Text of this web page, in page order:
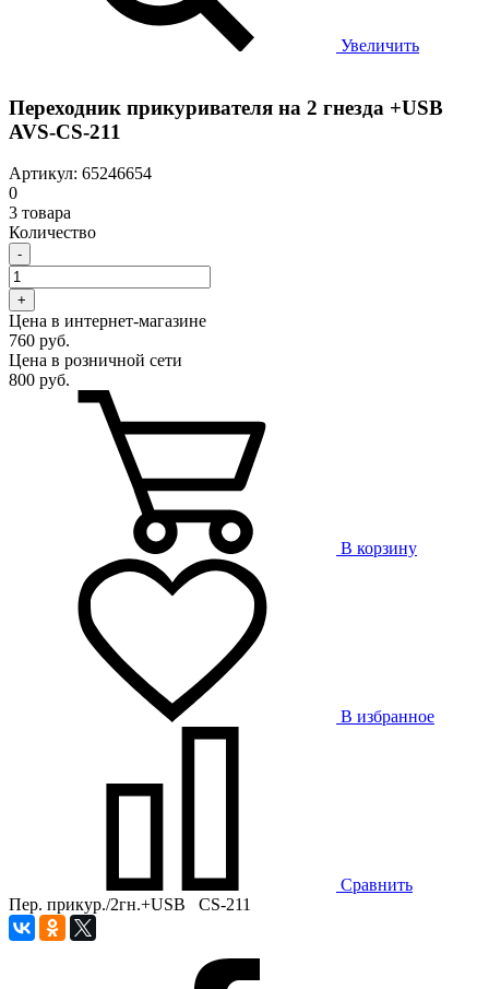
Увеличить
Переходник прикуривателя на 2 гнезда +USB
AVS-CS-211
Артикул: 65246654
0
3 товара
Количество
-
+
Цена в интернет-магазине
760 руб.
Цена в розничной сети
800 руб.
В корзину
В избранное
Сравнить
Пер. прикур./2гн.+USB CS-211